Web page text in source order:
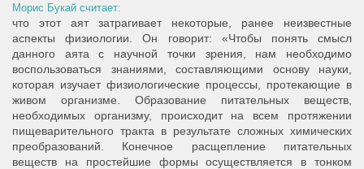
Морис Букай считает:
что этот аят затрагивает некоторые, ранее неизвестные
аспекты физиологии. Он говорит: «Чтобы понять смысл
данного аята с научной точки зрения, нам необходимо
воспользоваться знаниями, составляющими основу науки,
которая изучает физиологические процессы, протекающие в
живом организме. Образование питательных веществ,
необходимых организму, происходит на всем протяжении
пищеварительного тракта в результате сложных химических
преобразований. Конечное расщепление питательных
веществ на простейшие формы осуществляется в тонком